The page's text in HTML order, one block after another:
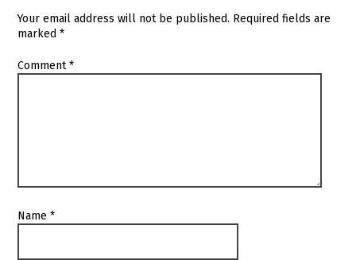
Your email address will not be published. Required fields are
marked*
Comment*
Name*